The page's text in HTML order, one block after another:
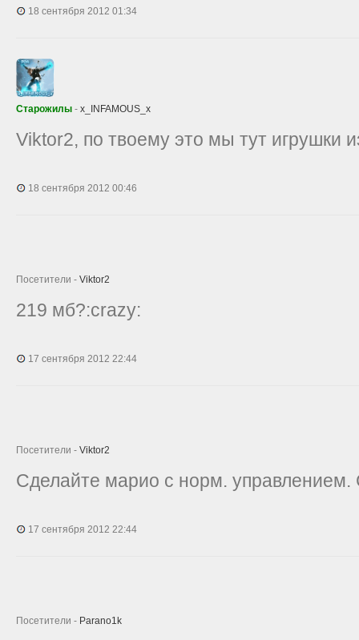
18 сентября 2012 01:34
Старожилы - x_INFAMOUS_x
Viktor2, по твоему это мы тут игрушки
18 сентября 2012 00:46
Посетители - Viktor2
219 мб?:crazy:
17 сентября 2012 22:44
Посетители - Viktor2
Сделайте марио с норм.
17 сентября 2012 22:44
Посетители - Parano1k